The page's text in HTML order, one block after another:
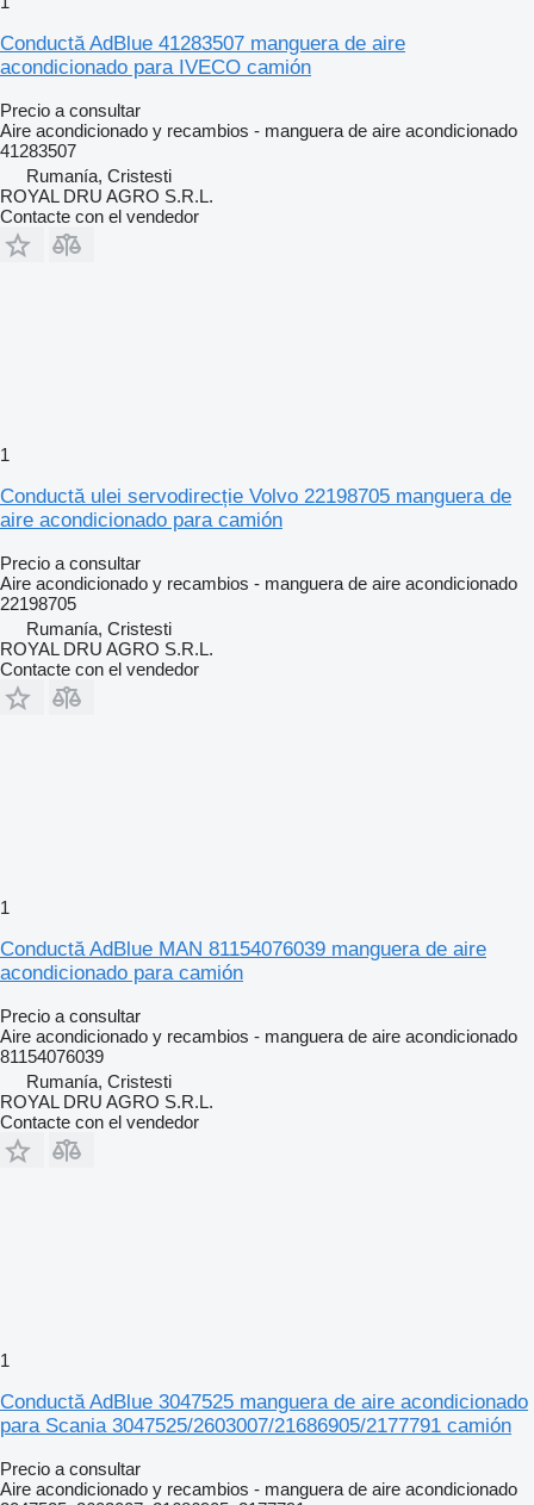
Conductă AdBlue 41283507 manguera de aire
acondicionado para IVECO camión
Precio a consultar
Aire acondicionado y recambios - manguera de aire acondicionado
41283507
Rumanía, Cristesti
ROYAL DRU AGRO S.R.L.
Contacte con el vendedor
1
Conductă ulei servodirecție Volvo 22198705 manguera de
aire acondicionado para camión
Precio a consultar
Aire acondicionado y recambios - manguera de aire acondicionado
22198705
Rumanía, Cristesti
ROYAL DRU AGRO S.R.L.
Contacte con el vendedor
1
Conductă AdBlue MAN 81154076039 manguera de aire
acondicionado para camión
Precio a consultar
Aire acondicionado y recambios - manguera de aire acondicionado
81154076039
Rumanía, Cristesti
ROYAL DRU AGRO S.R.L.
Contacte con el vendedor
1
Conductă AdBlue 3047525 manguera de aire acondicionado
para Scania 3047525/2603007/21686905/2177791 camión
Precio a consultar
Aire acondicionado y recambios - manguera de aire acondicionado